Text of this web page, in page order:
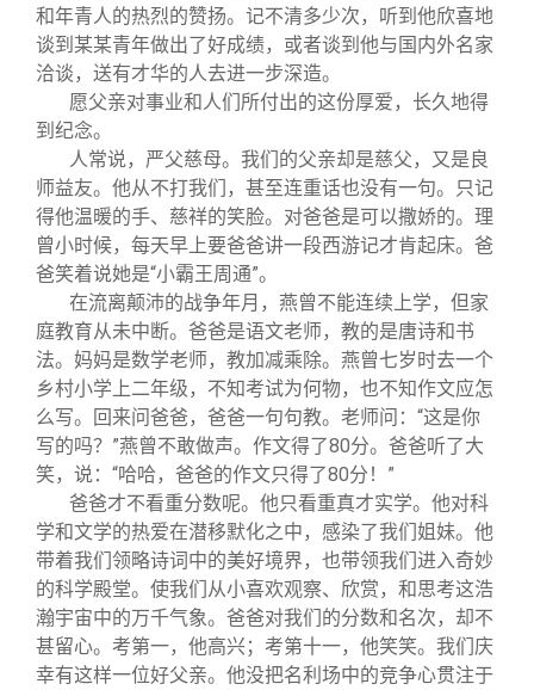
和年青人的热烈的赞扬。记不清多少次，听到他欣喜地
谈到某某青年做出了好成绩，或者谈到他与国内外名家
洽谈，送有才华的人去进一步深造。
愿父亲对事业和人们所付出的这份厚爱，长久地得
到纪念。
人常说，严父慈母。我们的父亲却是慈父，又是良
师益友。他从不打我们，甚至连重话也没有一句。只记
得他温暖的手、慈祥的笑脸。对爸爸是可以撒娇的。理
曾小时候，每天早上要爸爸讲一段西游记才肯起床。爸
爸笑着说她是“小霸王周通”。
在流离颠沛的战争年月，燕曾不能连续上学，但家
庭教育从未中断。爸爸是语文老师，教的是唐诗和书
法。妈妈是数学老师，教加减乘除。燕曾七岁时去一个
乡村小学上二年级，不知考试为何物，也不知作文应怎
么写。回来问爸爸，爸爸一句句教。老师问：“这是你
写的吗？”燕曾不敢做声。作文得了80分。爸爸听了大
笑，说：“哈哈，爸爸的作文只得了80分！”
爸爸才不看重分数呢。他只看重真才实学。他对科
学和文学的热爱在潜移默化之中，感染了我们姐妹。他
带着我们领略诗词中的美好境界，也带领我们进入奇妙
的科学殿堂。使我们从小喜欢观察、欣赏，和思考这浩
瀚宇宙中的万千气象。爸爸对我们的分数和名次，却不
甚留心。考第一，他高兴；考第十一，他笑笑。我们庆
幸有这样一位好父亲。他没把名利场中的竞争心贯注于